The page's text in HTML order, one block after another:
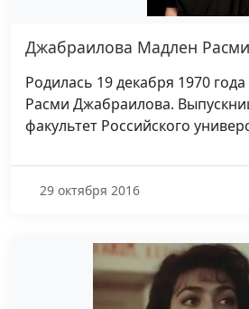
Джабраилова Мадлен
Родилась 19 декабря 1970
Расми Джабраилова.
факультет Российского
29 октября 2016